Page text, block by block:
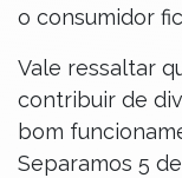
o consumidor
Vale ressaltar
contribuir de
bom
Separamos 5